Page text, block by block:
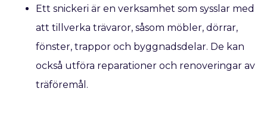
Ett snickeri är en verksamhet som sysslar med
att tillverka trävaror, såsom möbler, dörrar,
fönster, trappor och byggnadsdelar. De kan
också utföra reparationer och renoveringar av
träföremål.